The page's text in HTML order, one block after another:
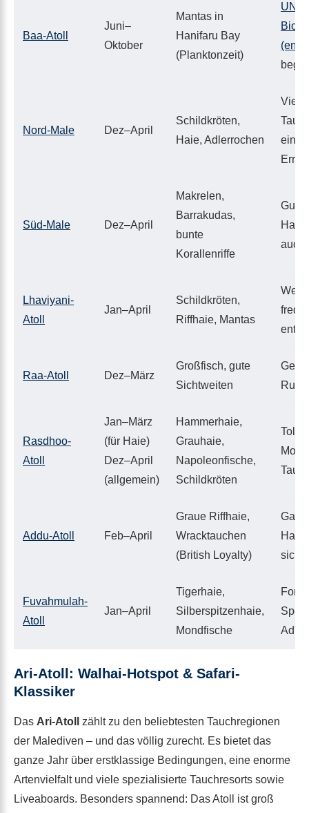
Baa-Atoll
Juni–
Oktober
Mantas in
Hanifaru Bay
(Planktonzeit)
Nord-Male Dez–April
Schildkröten,
Haie, Adlerrochen
Viele
Süd-Male Dez–April
Makrelen,
Barrakudas,
bunte
Korallenriffe
Gutes
auch
Lhaviyani-
Atoll
Jan–April
Schildkröten,
Riffhaie, Mantas
Raa-Atoll Dez–März
Großfisch, gute
Sichtweiten
Rasdhoo-
Atoll
Jan–März
(für Haie)
Dez–April
(allgemein)
Hammerhaie,
Grauhaie,
Napoleonfische,
Schildkröten
Tolle
Addu-Atoll Feb–April
Graue Riffhaie,
Wracktauchen
(British Loyalty)
Fuvahmulah-
Atoll
Jan–April
Tigerhaie,
Silberspitzenhaie,
Mondfische
Spot
Ari-Atoll: Walhai-Hotspot & Safari-
Klassiker
Das Ari-Atoll
zählt zu den beliebtesten Tauchregionen
der Malediven – und das völlig zurecht. Es bietet das
ganze Jahr über erstklassige Bedingungen, eine enorme
Artenvielfalt und viele spezialisierte Tauchresorts sowie
Liveaboards. Besonders spannend: Das Atoll ist groß